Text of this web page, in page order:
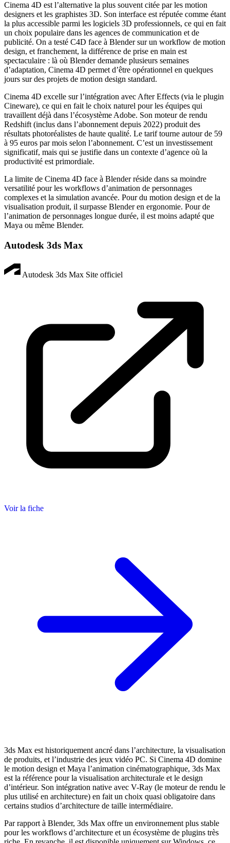
Cinema 4D est l’alternative la plus souvent citée par les motion
designers et les graphistes 3D. Son interface est réputée comme étant
la plus accessible parmi les logiciels 3D professionnels, ce qui en fait
un choix populaire dans les agences de communication et de
publicité. On a testé C4D face à Blender sur un workflow de motion
design, et franchement, la différence de prise en main est
spectaculaire : là où Blender demande plusieurs semaines
d’adaptation, Cinema 4D permet d’être opérationnel en quelques
jours sur des projets de motion design standard.
Cinema 4D excelle sur l’intégration avec After Effects (via le plugin
Cineware), ce qui en fait le choix naturel pour les équipes qui
travaillent déjà dans l’écosystème Adobe. Son moteur de rendu
Redshift (inclus dans l’abonnement depuis 2022) produit des
résultats photoréalistes de haute qualité. Le tarif tourne autour de 59
à 95 euros par mois selon l’abonnement. C’est un investissement
significatif, mais qui se justifie dans un contexte d’agence où la
productivité est primordiale.
La limite de Cinema 4D face à Blender réside dans sa moindre
versatilité pour les workflows d’animation de personnages
complexes et la simulation avancée. Pour du motion design et de la
visualisation produit, il surpasse Blender en ergonomie. Pour de
l’animation de personnages longue durée, il est moins adapté que
Maya ou même Blender.
Autodesk 3ds Max
Autodesk 3ds Max Site officiel
Voir la fiche
3ds Max est historiquement ancré dans l’architecture, la visualisation
de produits, et l’industrie des jeux vidéo PC. Si Cinema 4D domine
le motion design et Maya l’animation cinématographique, 3ds Max
est la référence pour la visualisation architecturale et le design
d’intérieur. Son intégration native avec V-Ray (le moteur de rendu le
plus utilisé en architecture) en fait un choix quasi obligatoire dans
certains studios d’architecture de taille intermédiaire.
Par rapport à Blender, 3ds Max offre un environnement plus stable
pour les workflows d’architecture et un écosystème de plugins très